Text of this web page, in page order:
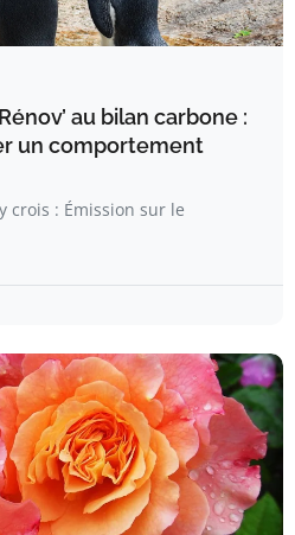
au bilan carbone :
un comportement
crois : Émission sur le